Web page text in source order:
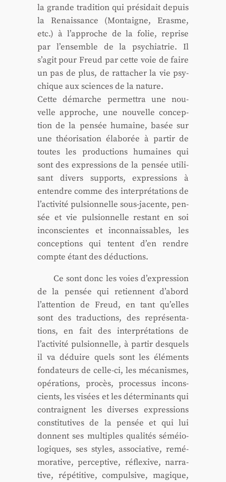
la grande tra­di­tion qui pré­si­dait depuis
la Renais­sance (Mon­taigne, Erasme,
etc.) à l’approche de la folie, reprise
par l’ensemble de la psy­chia­trie. Il
s’agit pour Freud par cette voie de faire
un pas de plus, de rat­ta­cher la vie psy­
chique aux sciences de la nature.
Cette démarche per­met­tra une nou­
velle approche, une nou­velle concep­
tion de la pen­sée humaine, basée sur
une théo­ri­sa­tion éla­bo­rée à par­tir de
toutes les pro­duc­tions humaines qui
sont des expres­sions de la pen­sée uti­li­
sant divers sup­ports, expres­sions à
entendre comme des inter­pré­ta­tions de
l’activité pul­sion­nelle sous-jacente, pen­
sée et vie pul­sion­nelle res­tant en soi
incons­cientes et incon­nais­sables, les
concep­tions qui tentent d’en rendre
compte étant des déduc­tions.
Ce sont donc les voies d’expression
de la pen­sée qui retiennent d’abord
l’attention de Freud, en tant qu’elles
sont des tra­duc­tions, des repré­sen­ta­
tions, en fait des inter­pré­ta­tions de
l’activité pul­sion­nelle, à par­tir des­quels
il va déduire quels sont les élé­ments
fon­da­teurs de celle-ci, les méca­nismes,
opé­ra­tions, pro­cès, pro­ces­sus incons­
cients, les visées et les déter­mi­nants qui
contraignent les diverses expres­sions
consti­tu­tives de la pen­sée et qui lui
donnent ses mul­tiples qua­li­tés séméio­
lo­giques, ses styles, asso­cia­tive, remé­
mo­ra­tive, per­cep­tive, réflexive, nar­ra­
tive, répé­ti­tive, com­pul­sive, magique,